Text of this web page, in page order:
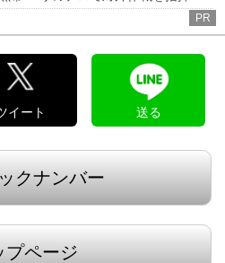
PR
イート 送る
クナンバー
プページ